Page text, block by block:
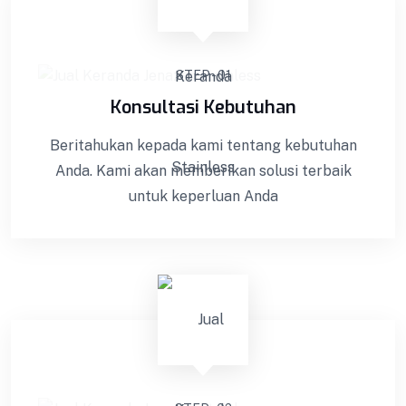
STEP - 01
Konsultasi Kebutuhan
Beritahukan kepada kami tentang kebutuhan
Anda. Kami akan memberikan solusi terbaik
untuk keperluan Anda